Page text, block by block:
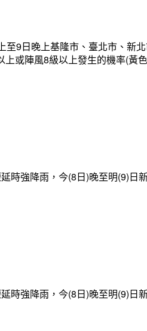
9日晚上基隆市、臺北市、新
或陣風8級以上發生的機率(黃
時強降雨，今(8日)晚至明(9)
時強降雨，今(8日)晚至明(9)